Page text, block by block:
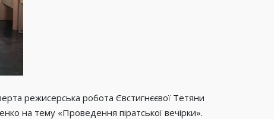
режисерська робота Євстигнєєвої Тетяни
на тему «Проведення піратської вечірки».